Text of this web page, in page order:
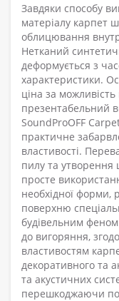
Завдяки способу
матеріалу карпет
облицювання
Нетканий
деформується з
характеристики.
ціна за
презентабельний
SoundProOFF
практичне
властивості.
пилу та утворення
просте
необхідної форми,
поверхню
будівельним
до вигоряння,
властивостям
декоративного та
та акустичних
перешкоджаючи